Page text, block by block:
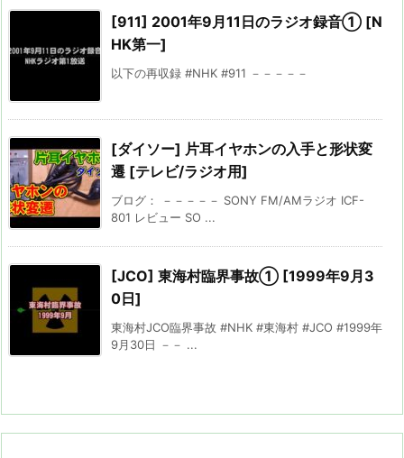
[911] 2001年9月11日のラジオ録音① [N
HK第一]
以下の再収録 #NHK #911 －－－－－
[ダイソー] 片耳イヤホンの入手と形状変
遷 [テレビ/ラジオ用]
ブログ： －－－－－ SONY FM/AMラジオ ICF-
801 レビュー SO ...
[JCO] 東海村臨界事故① [1999年9月3
0日]
東海村JCO臨界事故 #NHK #東海村 #JCO #1999年
9月30日 －－ ...